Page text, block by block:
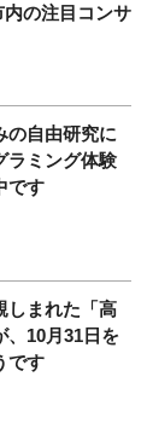
の注目コンサ
の自由研究に
ラミング体験
です
しまれた「高
、10月31日を
です